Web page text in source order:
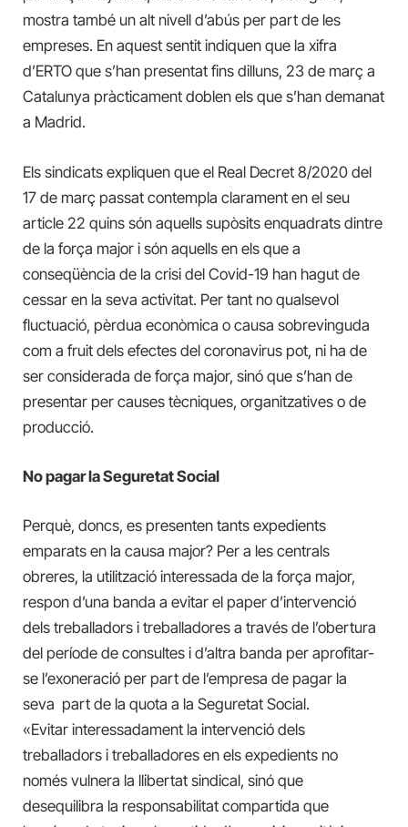
mostra també un alt nivell d’abús per part de les
empreses. En aquest sentit indiquen que la xifra
d’ERTO que s’han presentat fins dilluns, 23 de març a
Catalunya pràcticament doblen els que s’han demanat
a Madrid.
Els sindicats expliquen que el Real Decret 8/2020 del
17 de març passat contempla clarament en el seu
article 22 quins són aquells supòsits enquadrats dintre
de la força major i són aquells en els que a
conseqüència de la crisi del Covid-19 han hagut de
cessar en la seva activitat. Per tant no qualsevol
fluctuació, pèrdua econòmica o causa sobrevinguda
com a fruit dels efectes del coronavirus pot, ni ha de
ser considerada de força major, sinó que s’han de
presentar per causes tècniques, organitzatives o de
producció.
No pagar la Seguretat Social
Perquè, doncs, es presenten tants expedients
emparats en la causa major? Per a les centrals
obreres, la utilització interessada de la força major,
respon d’una banda a evitar el paper d’intervenció
dels treballadors i treballadores a través de l’obertura
del període de consultes i d’altra banda per aprofitar-
se l’exoneració per part de l’empresa de pagar la
seva part de la quota a la Seguretat Social.
«Evitar interessadament la intervenció dels
treballadors i treballadores en els expedients no
només vulnera la llibertat sindical, sinó que
desequilibra la responsabilitat compartida que